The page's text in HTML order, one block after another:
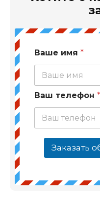
Ваше имя *
Ваш телефон *
Заказать